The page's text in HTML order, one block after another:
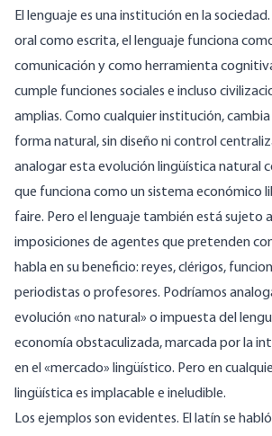
El lenguaje es una institución en la
oral como escrita, el lenguaje funciona
comunicación y como herramienta
cumple funciones sociales e incluso
amplias. Como cualquier institución,
forma natural, sin diseño ni control
analogar esta evolución lingüística natural
que funciona como un sistema económico
faire. Pero el lenguaje también está sujeto
imposiciones de agentes que pretenden
habla en su beneficio: reyes, clérigos,
periodistas o profesores. Podríamos
evolución «no natural» o impuesta del
economía obstaculizada, marcada por la
en el «mercado» lingüístico. Pero en
lingüística es implacable e ineludible.
Los ejemplos son evidentes. El latín se